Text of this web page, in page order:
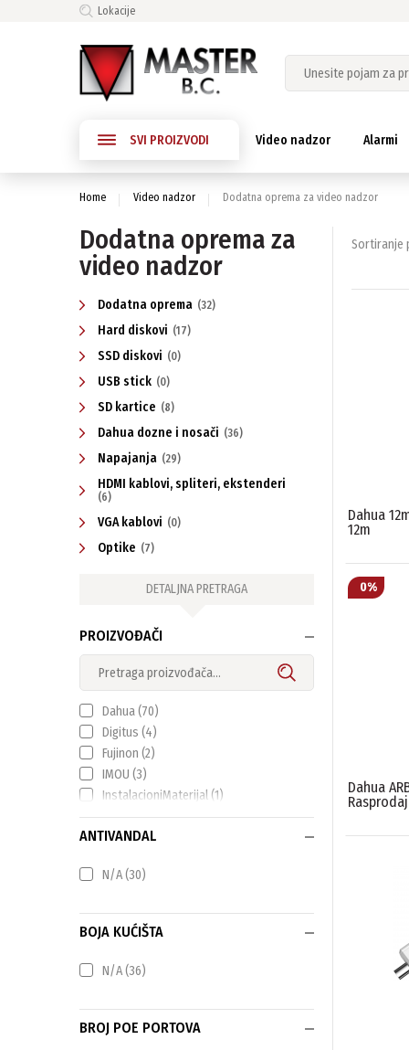
Lokacije
SVI PROIZVODI Video nadzor Alarmi
Home Video nadzor Dodatna oprema za video nadzor
Dodatna oprema za
video nadzor
Dodatna oprema (32)
Hard diskovi (17)
SSD diskovi (0)
USB stick (0)
SD kartice (8)
Dahua dozne i nosači (36)
Napajanja (29)
HDMI kablovi, spliteri, ekstenderi
(6)
VGA kablovi (0)
Optike (7)
DETALJNA PRETRAGA
PROIZVOĐAČI
Dahua(70)
Digitus (4)
Fujinon (2)
IMOU (3)
InstalacioniMaterijal (1)
Kingston(1)
Samsung(1)
Sony(1)
Videosec
WesternDigital
WesternSecurity
ANTIVANDAL
N/A(30)
BOJA KUĆIŠTA
N/A(36)
BROJ POE PORTOVA
Sortiranje
Dahua
12m
Dahua